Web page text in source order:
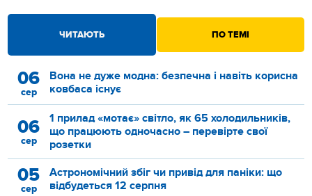
ЧИТАЮТЬ ПО ТЕМІ
06
сер
Вона не дуже модна: безпечна і навіть корисна
ковбаса існує
06
сер
1 прилад «мотає» світло, як 65 холодильників,
що працюють одночасно – перевірте свої
розетки
05
сер
Астрономічний збіг чи привід для паніки: що
відбудеться 12 серпня